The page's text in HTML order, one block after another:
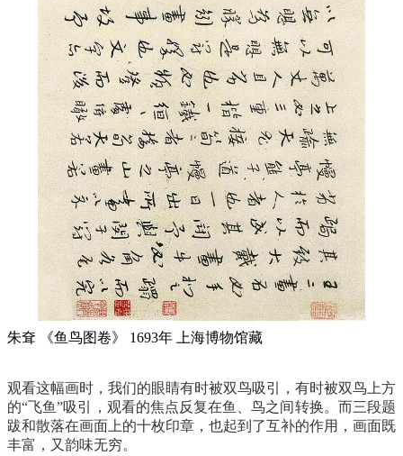
朱耷 《鱼鸟图卷》 1693年 上海博物馆藏
观看这幅画时，我们的眼睛有时被双鸟吸引，有时被双鸟上方
的“飞鱼”吸引，观看的焦点反复在鱼、鸟之间转换。而三段题
跋和散落在画面上的十枚印章，也起到了互补的作用，画面既
丰富，又韵味无穷。